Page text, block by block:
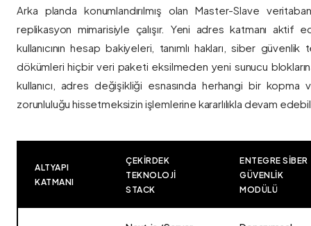
Arka planda konumlandırılmış olan Master-Slave
replikasyon mimarisiyle çalışır. Yeni adres katmanı aktif
kullanıcının hesap bakiyeleri, tanımlı hakları, siber
dökümleri hiçbir veri paketi eksilmeden yeni sunucu
kullanıcı, adres değişikliği esnasında herhangi bir
zorunluluğu hissetmeksizin işlemlerine kararlılıkla devam
ALTYAPI
KATMANI
ÇEKIRDEK
TEKNOLOJI
STACK
ENTEGRE SIBER
GÜVENLIK
MODÜLÜ